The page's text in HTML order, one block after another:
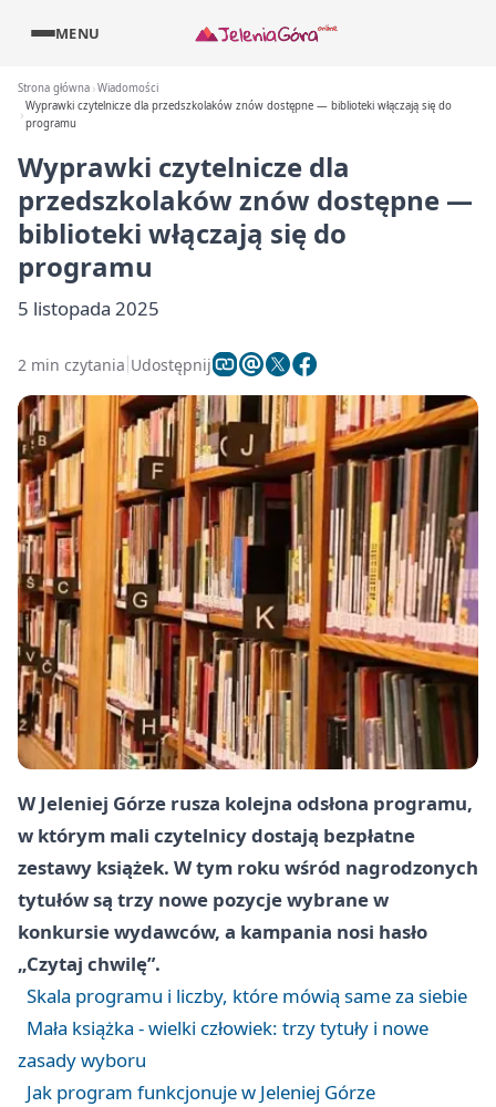
MENU
Strona główna Wiadomości
Wyprawki czytelnicze dla przedszkolaków znów dostępne — biblioteki włączają się do
programu
Wyprawki czytelnicze dla
przedszkolaków znów dostępne —
biblioteki włączają się do
programu
5 listopada 2025
2 min czytania Udostępnij
W Jeleniej Górze rusza kolejna odsłona programu,
w którym mali czytelnicy dostają bezpłatne
zestawy książek. W tym roku wśród nagrodzonych
tytułów są trzy nowe pozycje wybrane w
konkursie wydawców, a kampania nosi hasło
„Czytaj chwilę”.
Skala programu i liczby, które mówią same za siebie
Mała książka - wielki człowiek: trzy tytuły i nowe
zasady wyboru
Jak program funkcjonuje w Jeleniej Górze